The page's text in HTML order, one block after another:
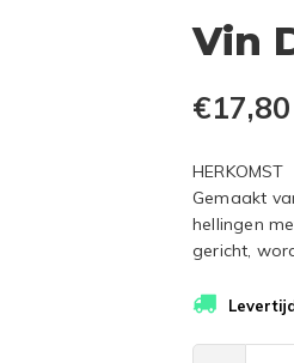
Vin
€17,80
HERKOMST
Gemaakt
hellingen
gericht,